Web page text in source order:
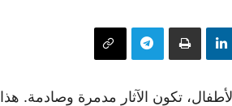
تكون الآثار مدمرة وصادمة. هذا